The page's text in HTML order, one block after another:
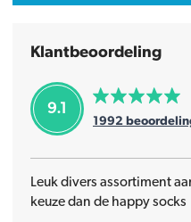
Klantbeoordeling
9.1
1992
Leuk divers assortiment
keuze dan de happy socks